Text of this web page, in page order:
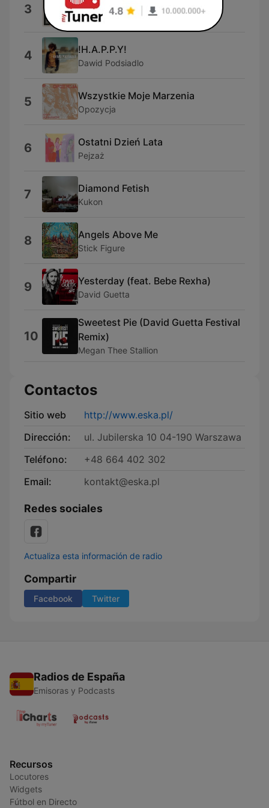
3 Dżentelmenel
Vito Bambino
4 !H.A.P.P.Y!
Dawid Podsiadlo
5 Wszystkie Moje Marzenia
Opozycja
6 Ostatni Dzień Lata
Pejzaż
7 Diamond Fetish
Kukon
8 Angels Above Me
Stick Figure
9 Yesterday (feat. Bebe Rexha)
David Guetta
10
Sweetest Pie (David Guetta Festival
Remix)
Megan Thee Stallion
Contactos
Sitio web
http://www.eska.pl/
Dirección:
ul. Jubilerska 10 04-190 Warszawa
Teléfono:
+48 664 402 302
Email:
kontakt@eska.pl
Redes sociales
Actualiza esta información de radio
Compartir
Facebook Twitter
Radios de España
Emisoras y Podcasts
Recursos
Locutores
Widgets
Fútbol en Directo